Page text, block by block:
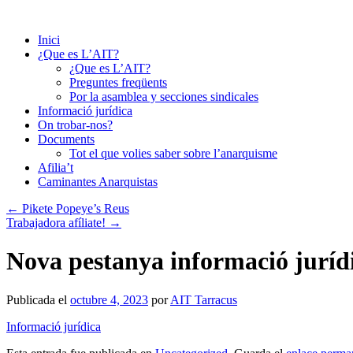
contenido
Inici
¿Que es L’AIT?
¿Que es L’AIT?
Preguntes freqüents
Por la asamblea y secciones sindicales
Informació jurídica
On trobar-nos?
Documents
Tot el que volies saber sobre l’anarquisme
Afilia’t
Caminantes Anarquistas
← Pikete Popeye’s Reus
Trabajadora afíliate! →
Nova pestanya informació
Publicada el octubre 4, 2023 por AIT Tarracus
Informació jurídica